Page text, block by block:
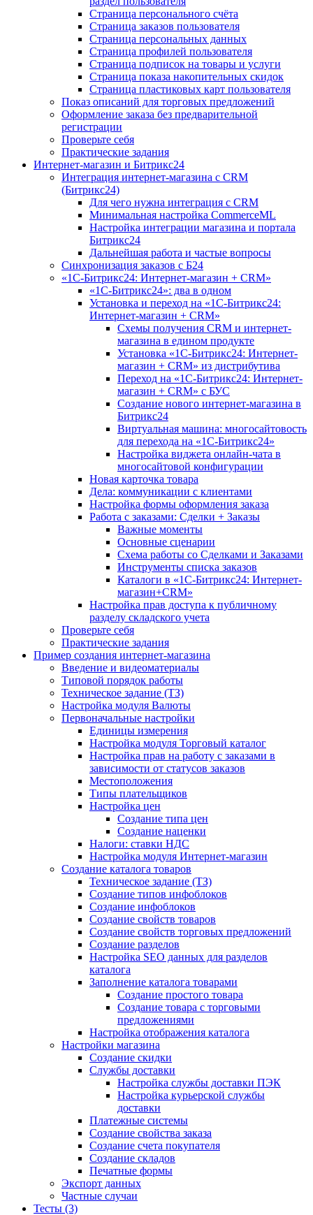
Страница персонального счёта
Страница заказов пользователя
Страница персональных данных
Страница профилей пользователя
Страница подписок на товары и услуги
Страница показа накопительных скидок
Страница пластиковых карт пользователя
Показ описаний для торговых предложений
Оформление заказа без предварительной
регистрации
Проверьте себя
Практические задания
Интернет-магазин и Битрикс24
Интеграция интернет-магазина с CRM
(Битрикс24)
Для чего нужна интеграция с CRM
Минимальная настройка CommerceML
Настройка интеграции магазина и портала
Битрикс24
Дальнейшая работа и частые вопросы
Синхронизация заказов с Б24
«1С-Битрикс24: Интернет-магазин + CRM»
«1С-Битрикс24»: два в одном
Установка и переход на «1С-Битрикс24:
Интернет-магазин + CRM»
Схемы получения CRM и интернет-
магазина в едином продукте
Установка «1С-Битрикс24: Интернет-
магазин + CRM» из дистрибутива
Переход на «1С-Битрикс24: Интернет-
магазин + CRM» с БУС
Создание нового интернет-магазина в
Битрикс24
Виртуальная машина: многосайтовость
для перехода на «1С-Битрикс24»
Настройка виджета онлайн-чата в
многосайтовой конфигурации
Новая карточка товара
Дела: коммуникации с клиентами
Настройка формы оформления заказа
Работа с заказами: Сделки + Заказы
Важные моменты
Основные сценарии
Схема работы со Сделками и Заказами
Инструменты списка заказов
Каталоги в «1С-Битрикс24: Интернет-
магазин+CRM»
Настройка прав доступа к публичному
разделу складского учета
Проверьте себя
Практические задания
Пример создания интернет-магазина
Введение и видеоматериалы
Типовой порядок работы
Техническое задание (ТЗ)
Настройка модуля Валюты
Первоначальные настройки
Единицы измерения
Настройка модуля Торговый каталог
Настройка прав на работу с заказами в
зависимости от статусов заказов
Местоположения
Типы плательщиков
Настройка цен
Создание типа цен
Создание наценки
Налоги: ставки НДС
Настройка модуля Интернет-магазин
Создание каталога товаров
Техническое задание (ТЗ)
Создание типов инфоблоков
Создание инфоблоков
Создание свойств товаров
Создание свойств торговых предложений
Создание разделов
Настройка SEO данных для разделов
каталога
Заполнение каталога товарами
Создание простого товара
Создание товара с торговыми
предложениями
Настройка отображения каталога
Настройки магазина
Создание скидки
Службы доставки
Настройка службы доставки ПЭК
Настройка курьерской службы
доставки
Платежные системы
Создание свойства заказа
Создание счета покупателя
Создание складов
Печатные формы
Экспорт данных
Частные случаи
Тесты (3)